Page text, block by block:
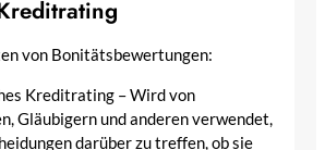
von Bonitätsbewertungen:
Kreditrating – Wird von
Gläubigern und anderen verwendet,
darüber zu treffen, ob sie